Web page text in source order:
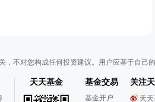
不对您构成任何投资建议。用户应基于自己
天天基金 基金交易
基金开户
关注
天